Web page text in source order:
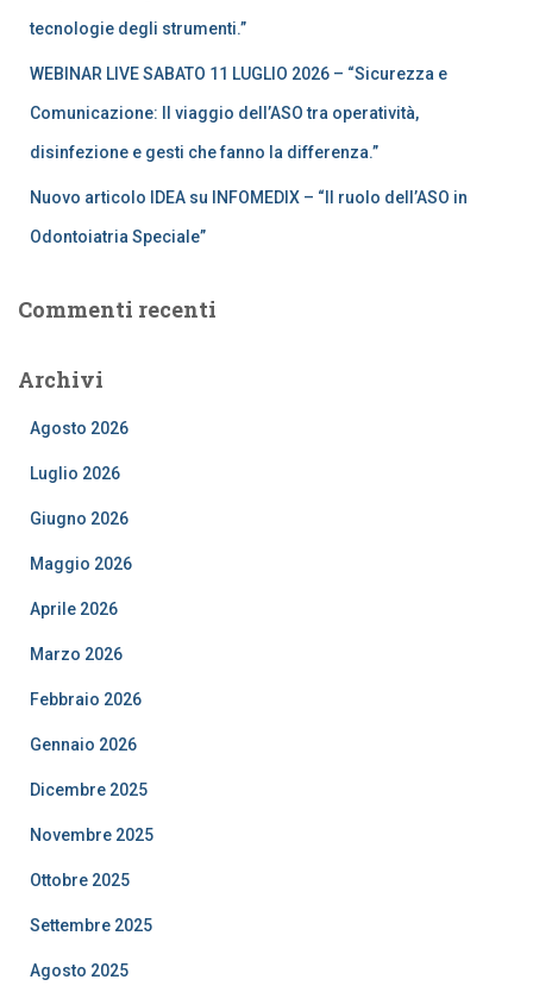
tecnologie degli strumenti.”
WEBINAR LIVE SABATO 11 LUGLIO 2026 – “Sicurezza e
Comunicazione: Il viaggio dell’ASO tra operatività,
disinfezione e gesti che fanno la differenza.”
Nuovo articolo IDEA su INFOMEDIX – “Il ruolo dell’ASO in
Odontoiatria Speciale”
Commenti recenti
Archivi
Agosto 2026
Luglio 2026
Giugno 2026
Maggio 2026
Aprile 2026
Marzo 2026
Febbraio 2026
Gennaio 2026
Dicembre 2025
Novembre 2025
Ottobre 2025
Settembre 2025
Agosto 2025